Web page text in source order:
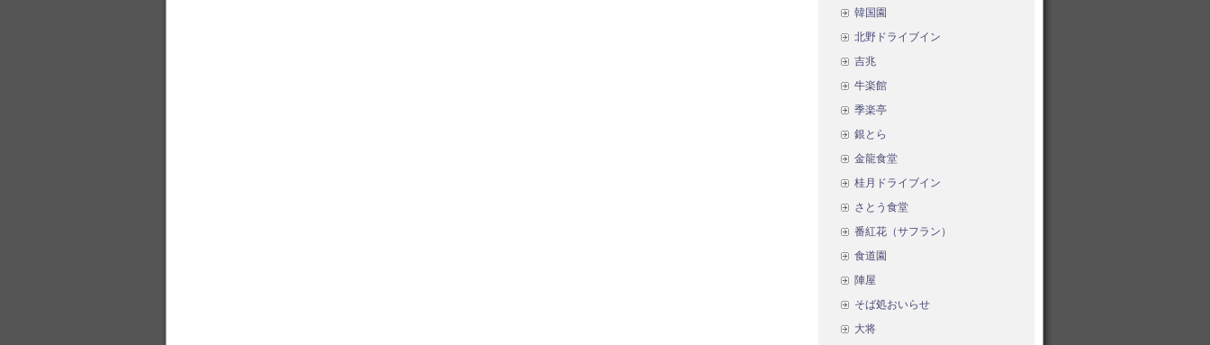
韓国園
北野ドライブイン
吉兆
牛楽館
季楽亭
銀とら
金龍食堂
桂月ドライブイン
さとう食堂
番紅花（サフラン）
食道園
陣屋
そば処おいらせ
大将